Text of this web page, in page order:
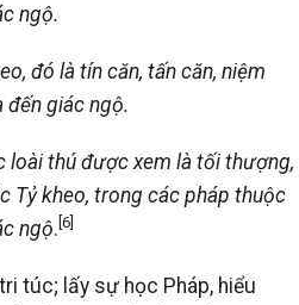
ngộ.
đó là tín căn, tấn căn, niệm
đến giác ngộ.
loài thú được xem là tối thượng,
Tỷ kheo, trong các pháp thuộc
ngộ. [6]
túc; lấy sự học Pháp, hiểu